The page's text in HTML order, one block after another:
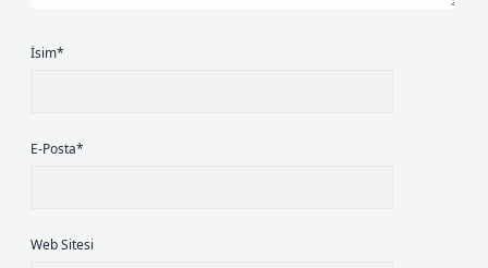
İsim*
E-Posta*
Web Sitesi